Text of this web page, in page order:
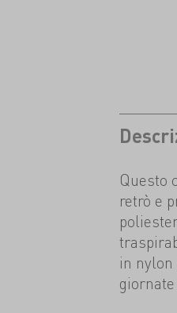
Questo
retrò e
in